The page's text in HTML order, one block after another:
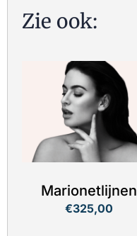
Zie ook:
Marionetlijnen
€325,00